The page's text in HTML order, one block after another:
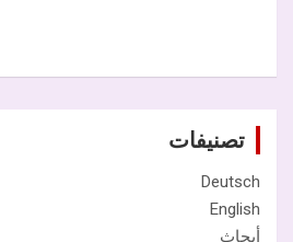
تصنيفات
Deutsch
English
أبحاث